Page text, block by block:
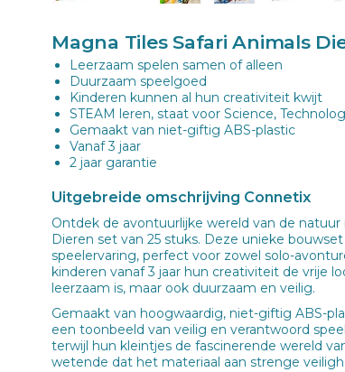
Magna Tiles Safari Animals
Leerzaam spelen samen of alleen
Duurzaam speelgoed
Kinderen kunnen al hun creativiteit kwijt
STEAM leren, staat voor Science,
Gemaakt van niet-giftig ABS-plastic
Vanaf 3 jaar
2 jaar garantie
Uitgebreide omschrijving Connetix
Ontdek de avontuurlijke wereld van de
Dieren set van 25 stuks. Deze unieke
speelervaring, perfect voor zowel solo-
kinderen vanaf 3 jaar hun creativiteit de vrije
leerzaam is, maar ook duurzaam en veilig.
Gemaakt van hoogwaardig, niet-giftig ABS-
een toonbeeld van veilig en verantwoord
terwijl hun kleintjes de fascinerende wereld
wetende dat het materiaal aan strenge